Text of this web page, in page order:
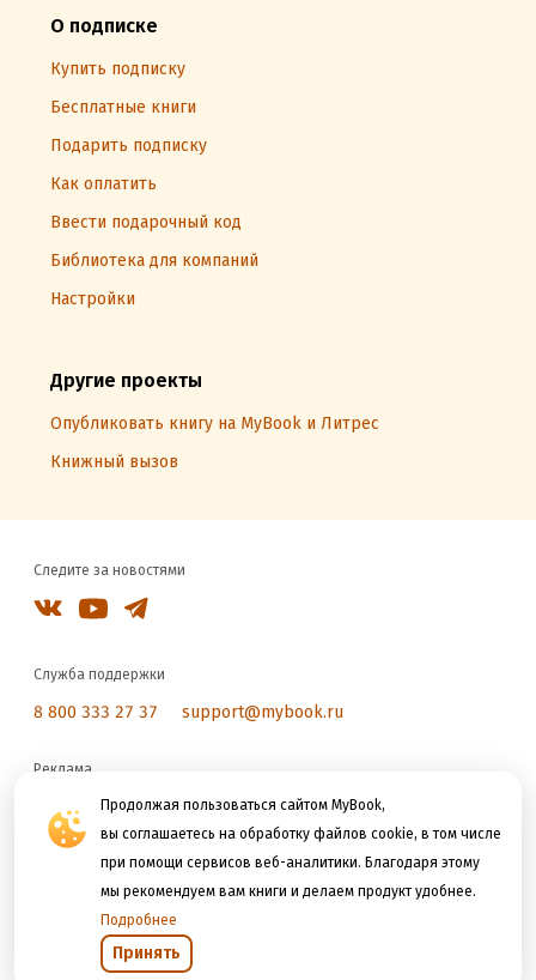
Продолжая пользоваться сайтом MyBook,
вы соглашаетесь на обработку файлов cookie, в том числе
при помощи сервисов веб-аналитики. Благодаря этому
мы рекомендуем вам книги и делаем продукт удобнее.
Подробнее
Принять
О подписке
Купить подписку
Бесплатные книги
Подарить подписку
Как оплатить
Ввести подарочный код
Библиотека для компаний
Настройки
Другие проекты
Опубликовать книгу на MyBook и Литрес
Книжный вызов
Следите за новостями
Служба поддержки
8 800 333 27 37 support@mybook.ru
Реклама
reklama@litres.ru
Мы принимаем к оплате
Открыть в приложении